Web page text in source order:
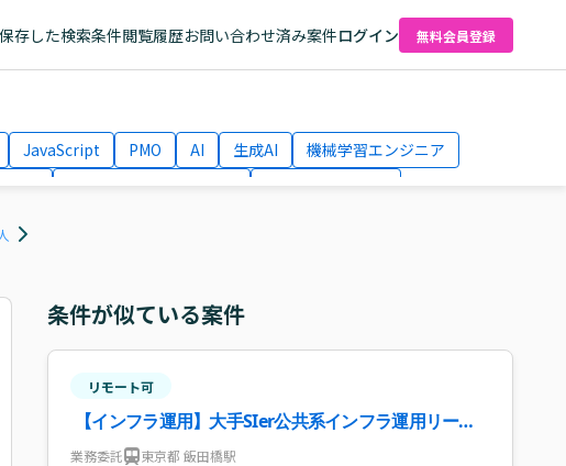
保存した検索条件閲覧履歴お問い合わせ済み案件ログイン 無料会員登録
JavaScript PMO AI 生成AI
機械学習エンジニア
条件が似ている案件
リモート可
【インフラ運用】大手SIer公共系インフラ運用リーダ
ー案件・求人
業務委託 東京都 飯田橋駅